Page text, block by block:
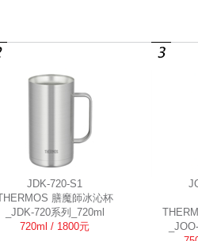
JDK-720-S1
膳魔師冰沁杯
_JDK-720系列_720ml
720ml / 1800元